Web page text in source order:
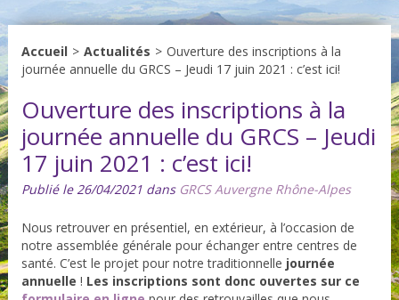
Accueil > Actualités > Ouverture des inscriptions à la
journée annuelle du GRCS – Jeudi 17 juin 2021 : c’est ici!
Ouverture des inscriptions à la
journée annuelle du GRCS – Jeudi
17 juin 2021 : c’est ici!
Publié le 26/04/2021 dans GRCS Auvergne Rhône-Alpes
Nous retrouver en présentiel, en extérieur, à l’occasion de
notre assemblée générale pour échanger entre centres de
santé. C’est le projet pour notre traditionnelle journée
annuelle ! Les inscriptions sont donc ouvertes sur ce